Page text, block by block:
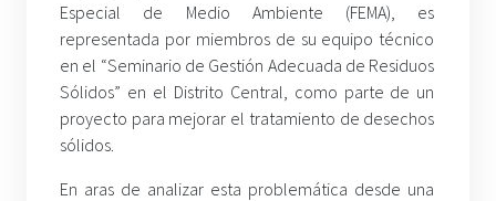
Especial de Medio Ambiente (FEMA), es
representada por miembros de su equipo técnico
en el “Seminario de Gestión Adecuada de Residuos
Sólidos” en el Distrito Central, como parte de un
proyecto para mejorar el tratamiento de desechos
sólidos.
En aras de analizar esta problemática desde una